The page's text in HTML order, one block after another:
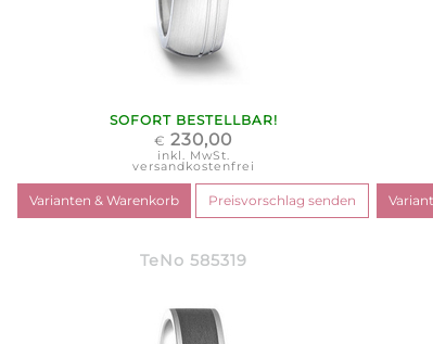
SOFORT BESTELLBAR!
€ 230,00
inkl. MwSt.
versandkostenfrei
TeNo 585319